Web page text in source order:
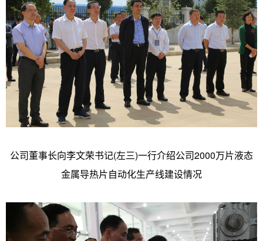
公司董事长向李文荣书记(左三)一行介绍公司2000万片液态
金属导热片自动化生产线建设情况